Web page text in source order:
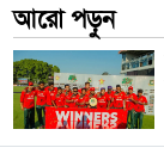
আরো পড়ুন